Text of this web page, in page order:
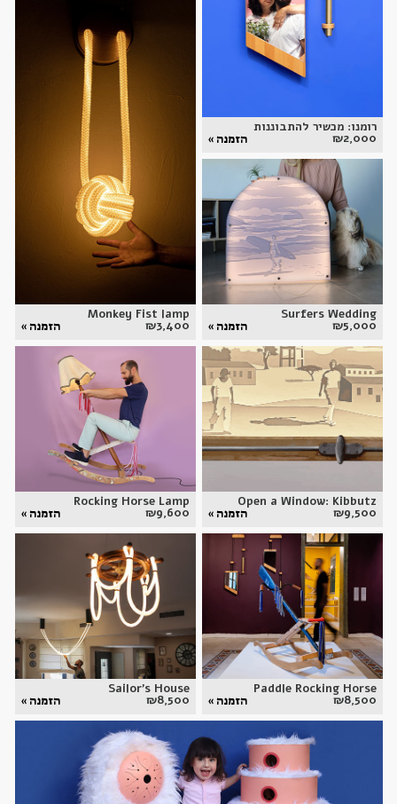
רומנו: מכשיר להתבוננות
₪2,000 הזמנה »
Monkey Fist lamp
₪3,400 הזמנה »
Surfers Wedding
₪5,000 הזמנה »
Open a Window: Kibbutz
₪9,500 הזמנה »
Rocking Horse Lamp
₪9,600 הזמנה »
Paddle Rocking Horse
₪8,500 הזמנה »
Sailor's House
₪8,500 הזמנה »